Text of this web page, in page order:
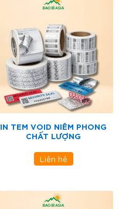
IN TEM VOID NIÊM PHONG
CHẤT LƯỢNG
Liên hệ